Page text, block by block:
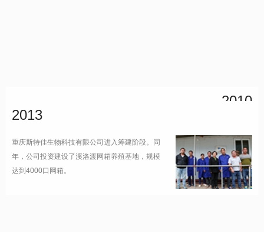
2010
年，斯特佳成都生鲜食品有限公司成立，主要从
事活鱼的批发销售，日均销售鲜鱼4-6万斤。
2013
重庆斯特佳生物科技有限公司进入筹建阶段。同
年，公司投资建设了溪洛渡网箱养殖基地，规模
达到4000口网箱。